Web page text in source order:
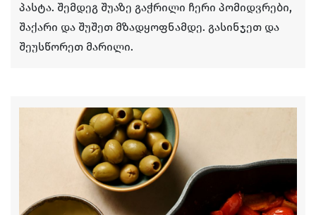
პასტა. შემდეგ შუაზე გაჭრილი ჩერი პომიდვრები,
შაქარი და შუშეთ მზადყოფნამდე. გასინჯეთ და
შეუსწორეთ მარილი.